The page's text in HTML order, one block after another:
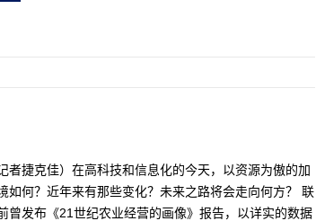
者捷克佳）在高科技和信息化的今天，以资源为傲的加
如何？近年来有那些变化？未来之路将会走向何方？ 联
曾发布《21世纪农业经营的画像》报告，以详实的数据